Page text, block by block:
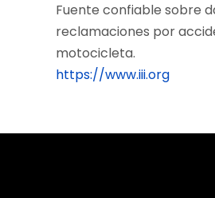
Fuente confiable sobre
reclamaciones por
motocicleta.
https://www.iii.org